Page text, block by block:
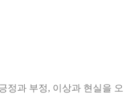
정과 부정, 이상과 현실을 오